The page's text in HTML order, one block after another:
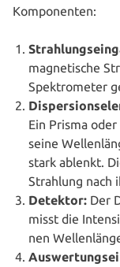
Komponenten:
ma­gne­ti­sche
Spek­tro­me­ter
Ein Prisma
seine
stark ablenkt.
Strahlung nach
Detektor: Der
misst die
nen